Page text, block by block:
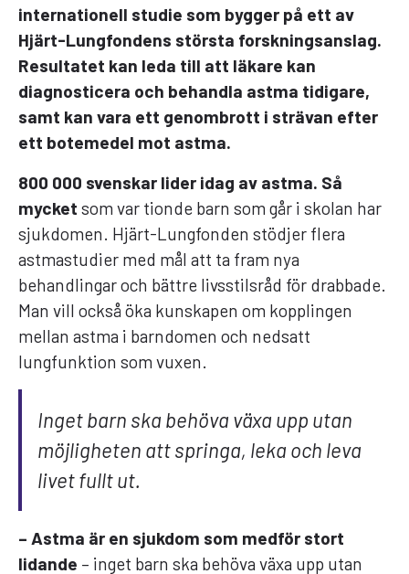
internationell studie som bygger på ett av
Hjärt-Lungfondens största forskningsanslag.
Resultatet kan leda till att läkare kan
diagnosticera och behandla astma tidigare,
samt kan vara ett genombrott i strävan efter
ett botemedel mot astma.
800 000 svenskar lider idag av astma. Så
mycket som var tionde barn som går i skolan har
sjukdomen. Hjärt-Lungfonden stödjer flera
astmastudier med mål att ta fram nya
behandlingar och bättre livsstilsråd för drabbade.
Man vill också öka kunskapen om kopplingen
mellan astma i barndomen och nedsatt
lungfunktion som vuxen.
Inget barn ska behöva växa upp utan
möjligheten att springa, leka och leva
livet fullt ut.
– Astma är en sjukdom som medför stort
lidande – inget barn ska behöva växa upp utan